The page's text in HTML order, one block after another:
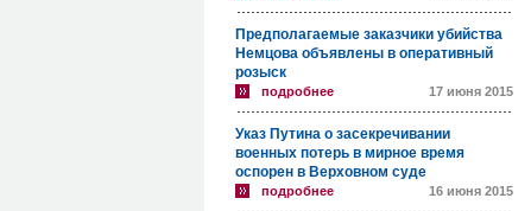
Предполагаемые заказчики убийства
Немцова объявлены в оперативный
розыск
подробнее 17 июня 2015
Указ Путина о засекречивании
военных потерь в мирное время
оспорен в Верховном суде
подробнее 16 июня 2015